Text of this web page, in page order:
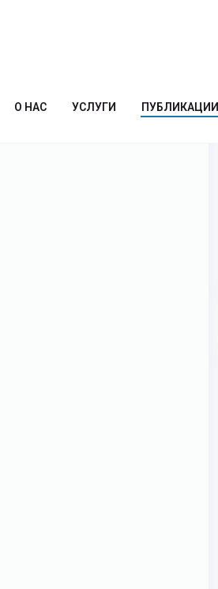
О НАС УСЛУГИ ПУБЛИКАЦИИ